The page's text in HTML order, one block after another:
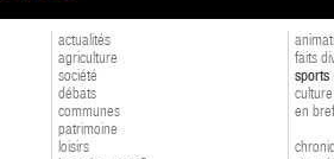
actualités
agriculture
société
débats
communes
patrimoine
loisirs
faits
sports
culture
en bref